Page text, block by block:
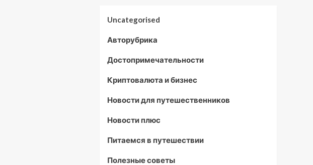
Uncategorised
Авторубрика
Достопримечательности
Криптовалюта и бизнес
Новости для путешественников
Новости плюс
Питаемся в путешествии
Полезные советы